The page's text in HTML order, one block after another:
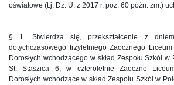
oświatowe (t.j. Dz. U. z 2017 r. poz. 60 późn. zm.)
§ 1. Stwierdza się, przekształcenie z
dotychczasowego trzyletniego Zaocznego Liceum
Dorosłych wchodzącego w skład Zespołu Szkół w
St. Staszica 6, w czteroletnie Zaoczne
Dorosłych wchodzące w skład Zespołu Szkół w